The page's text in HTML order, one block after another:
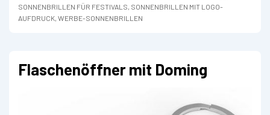
SONNENBRILLEN FÜR FESTIVALS SONNENBRILLEN MIT LOGO-
AUFDRUCK WERBE-SONNENBRILLEN
Flaschenöffner mit Doming